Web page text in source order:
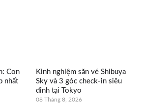
Con
nhất
Kinh nghiệm săn vé Shibuya
Sky và 3 góc check-in siêu
đỉnh tại Tokyo
08 Tháng 8, 2026